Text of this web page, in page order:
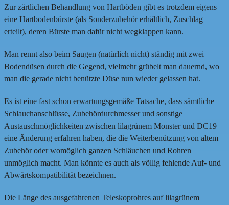
Zur zärtlichen Behandlung von Hartböden gibt es trotzdem eigens
eine Hartbodenbürste (als Sonderzubehör erhältlich, Zuschlag
erteilt), deren Bürste man dafür nicht wegklappen kann.
Man rennt also beim Saugen (natürlich nicht) ständig mit zwei
Bodendüsen durch die Gegend, vielmehr grübelt man dauernd, wo
man die gerade nicht benützte Düse nun wieder gelassen hat.
Es ist eine fast schon erwartungsgemäße Tatsache, dass sämtliche
Schlauchanschlüsse, Zubehördurchmesser und sonstige
Austauschmöglichkeiten zwischen lilagrünem Monster und DC19
eine Änderung erfahren haben, die die Weiterbenützung von altem
Zubehör oder womöglich ganzen Schläuchen und Rohren
unmöglich macht. Man könnte es auch als völlig fehlende Auf- und
Abwärtskompatibilität bezeichnen.
Die Länge des ausgefahrenen Teleskoprohres auf lilagrünem